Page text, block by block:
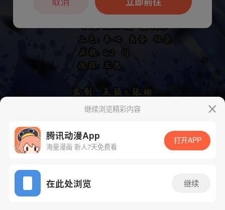
App免费看
下一话
继续浏览精彩内容
腾讯动漫App
海量漫画 新人7天免费看
打开APP
在此处浏览 继续